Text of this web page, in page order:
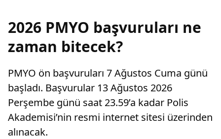
2026 PMYO başvuruları ne
zaman bitecek?
PMYO ön başvuruları 7 Ağustos Cuma günü
başladı. Başvurular 13 Ağustos 2026
Perşembe günü saat 23.59’a kadar Polis
Akademisi’nin resmi internet sitesi üzerinden
alınacak.